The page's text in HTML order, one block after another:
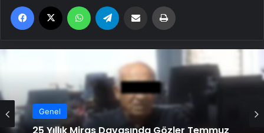
Facebook WhatsApp Email'den paylaş
Genel